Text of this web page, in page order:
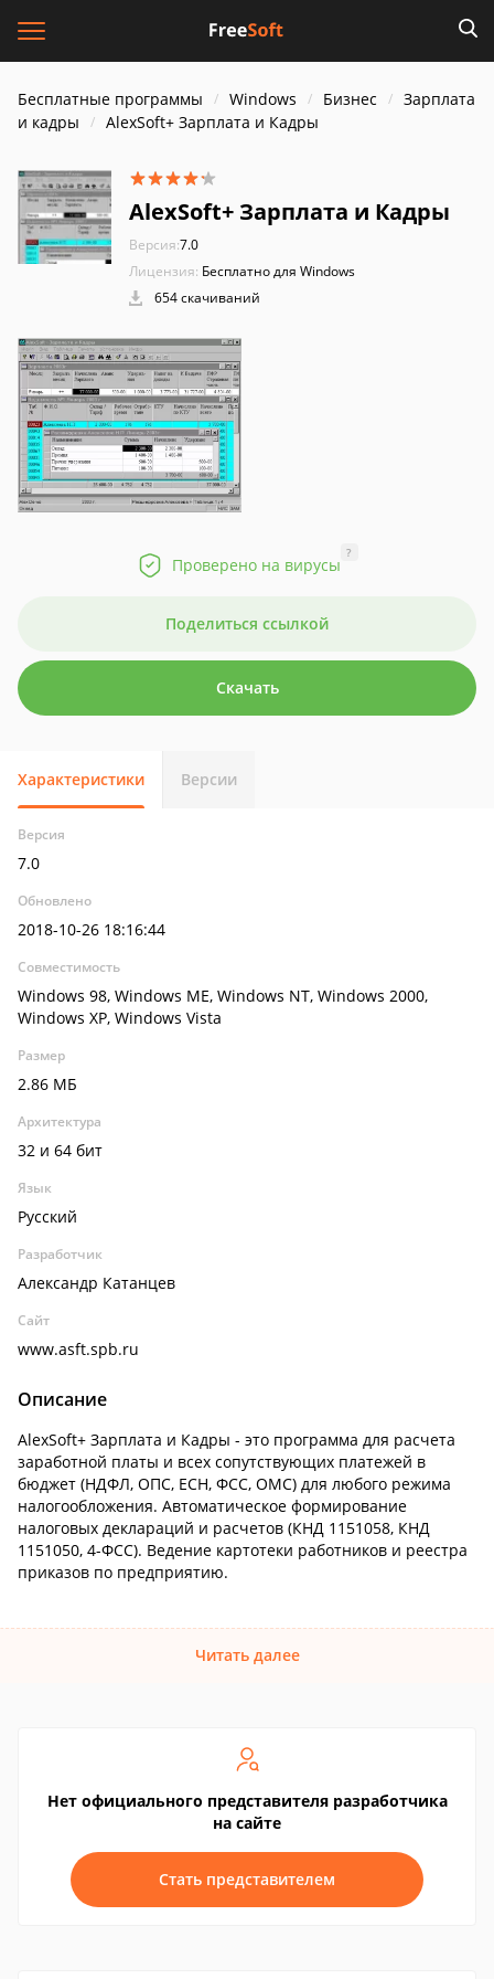
Бесплатные программы Windows Бизнес
Зарплата
и кадры
AlexSoft+ Зарплата и Кадры
AlexSoft+ Зарплата и Кадры
Версия:7.0
Лицензия: Бесплатно для Windows
654 скачиваний
Проверено на вирусы
?
Поделиться ссылкой
Скачать
Характеристики Версии
Версия
7.0
Обновлено
2018-10-26 18:16:44
Совместимость
Windows 98, Windows ME, Windows NT, Windows 2000,
Windows XP, Windows Vista
Размер
2.86 МБ
Архитектура
32 и 64 бит
Язык
Русский
Разработчик
Александр Катанцев
Сайт
www.asft.spb.ru
Описание
AlexSoft+ Зарплата и Кадры - это программа для расчета
заработной платы и всех сопутствующих платежей в
бюджет (НДФЛ, ОПС, ЕСН, ФСС, ОМС) для любого режима
налогообложения. Автоматическое формирование
налоговых деклараций и расчетов (КНД 1151058, КНД
1151050, 4-ФСС). Ведение картотеки работников и реестра
приказов по предприятию.
Читать далее
Нет официального представителя разработчика
на сайте
Стать представителем